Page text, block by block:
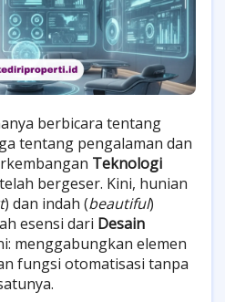
berbicara tentang
tentang pengalaman dan
Teknologi
bergeser. Kini, hunian
) dan indah (beautiful)
esensi dari Desain
menggabungkan elemen
fungsi otomatisasi tanpa